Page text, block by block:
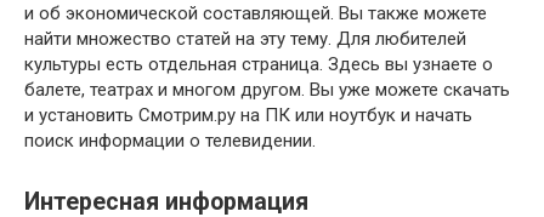
и об экономической составляющей. Вы также можете
найти множество статей на эту тему. Для любителей
культуры есть отдельная страница. Здесь вы узнаете о
балете, театрах и многом другом. Вы уже можете скачать
и установить Смотрим.ру на ПК или ноутбук и начать
поиск информации о телевидении.
Интересная информация